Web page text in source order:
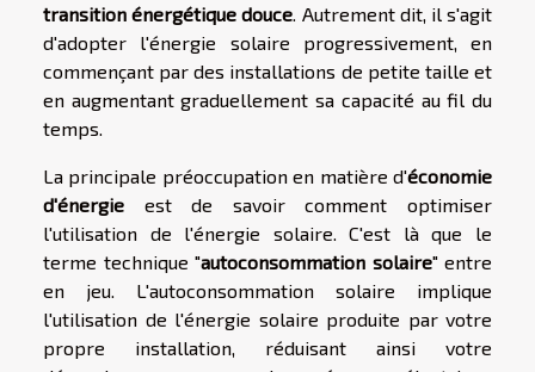
transition énergétique douce. Autrement dit, il s'agit
d'adopter l'énergie solaire progressivement, en
commençant par des installations de petite taille et
en augmentant graduellement sa capacité au fil du
temps.
La principale préoccupation en matière d'économie
d'énergie est de savoir comment optimiser
l'utilisation de l'énergie solaire. C'est là que le
terme technique "autoconsommation solaire" entre
en jeu. L'autoconsommation solaire implique
l'utilisation de l'énergie solaire produite par votre
propre installation, réduisant ainsi votre